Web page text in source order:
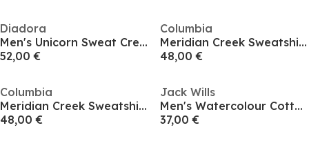
Diadora
Men's Unicorn Sweat Crew Sweatshirt
52,00 €
Columbia
Meridian Creek Sweatshirt Mens
48,00 €
Columbia
Meridian Creek Sweatshirt Mens
48,00 €
Jack Wills
Men's Watercolour Cotton Long Sleeve Oversized Fit Crew Sweatshirt
37,00 €